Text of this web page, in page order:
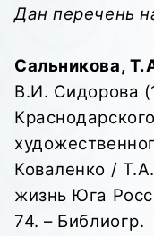
Дан перечень
Сальникова,
В.И. Сидорова
Коваленко /
жизнь Юга
74. – Библиогр.